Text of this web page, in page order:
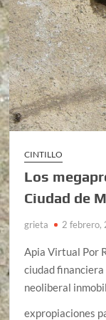
CINTILLO
Los
Ciudad de
grieta 2 febrero,
Apia Virtual Por
ciudad financiera
neoliberal
expropiaciones